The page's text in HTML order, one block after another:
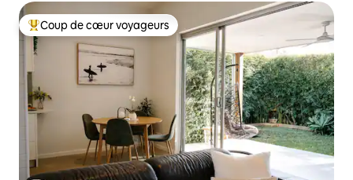
Coups de cœur voyageurs les plus appréciés
Coup de cœur voyageurs